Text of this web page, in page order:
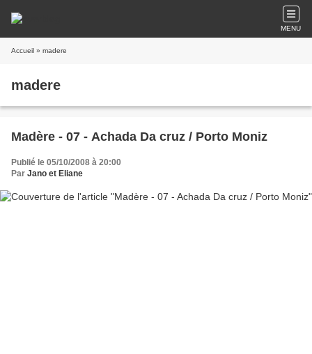
MENU
Accueil » madere
madere
Madère - 07 - Achada Da cruz / Porto Moniz
Publié le 05/10/2008 à 20:00
Par Jano et Eliane